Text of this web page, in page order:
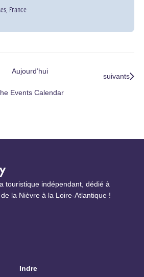
France
Aujourd’hui
Évènements
suivants
Events Calendar
touristique indépendant, dédié à
la Nièvre à la Loire-Atlantique !
Indre